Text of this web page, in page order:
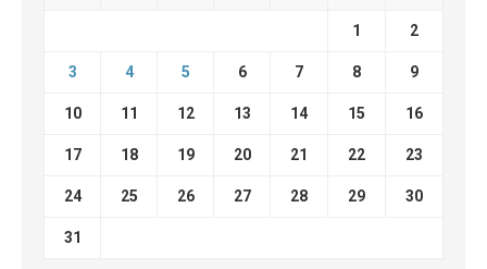
1 2
3 4 5 6 7 8 9
10 11 12 13 14 15 16
17 18 19 20 21 22 23
24 25 26 27 28 29 30
31